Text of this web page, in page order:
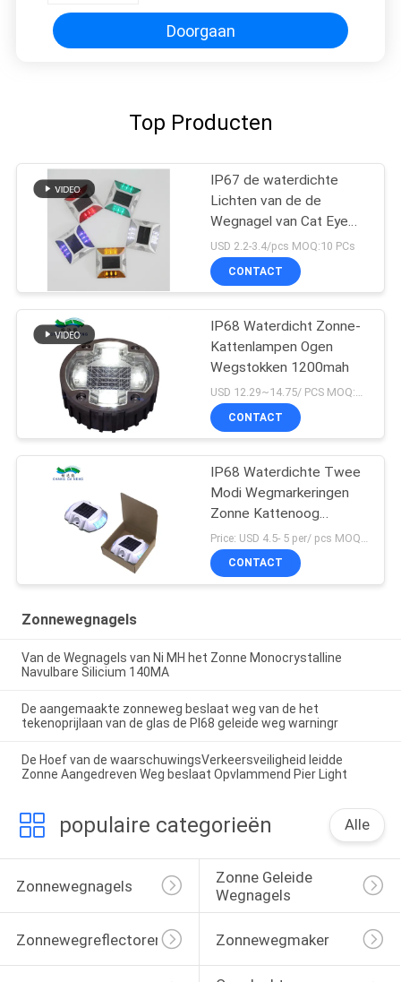
Zonneoprijlaan de Wegteller met
Constant of het Opvlammen
Doorgaan
Top Producten
IP67 de waterdichte
Lichten van de de
Wegnagel van Cat Eye
Road Stud Outdoor
Zonne
USD 2.2-3.4/pcs MOQ:10 PCs
CONTACT
IP68 Waterdicht Zonne-
Kattenlampen Ogen
Wegstokken 1200mah
CONTACT
IP68 Waterdichte Twee
Modi Wegmarkeringen
Zonne Kattenoog
Wegmarkering
CONTACT
Zonnewegnagels
Van de Wegnagels van Ni MH het Zonne Monocrystalline
Navulbare Silicium 140MA
De aangemaakte zonneweg beslaat weg van de het
tekenoprijlaan van de glas de PI68 geleide weg warningr
De Hoef van de waarschuwingsVerkeersveiligheid leidde
Zonne Aangedreven Weg beslaat Opvlammend Pier Light
populaire categorieën Alle
Zonnewegnagels
Zonne Geleide
Wegnagels
Zonnewegreflectoren Zonnewegmaker